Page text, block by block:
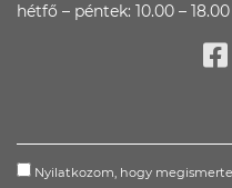
hétfő – péntek: 10.00 – 18.00
Nyilatkozom, hogy